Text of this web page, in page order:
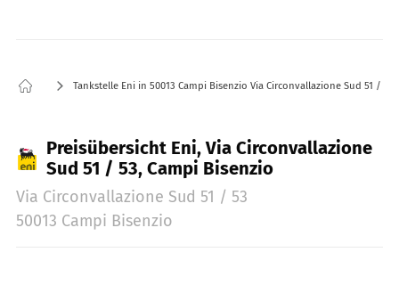
Tankstelle Eni in 50013 Campi Bisenzio Via Circonvallazione Sud 51 / 53
Preisübersicht Eni, Via Circonvallazione
Sud 51 / 53, Campi Bisenzio
Via Circonvallazione Sud 51 / 53
50013 Campi Bisenzio